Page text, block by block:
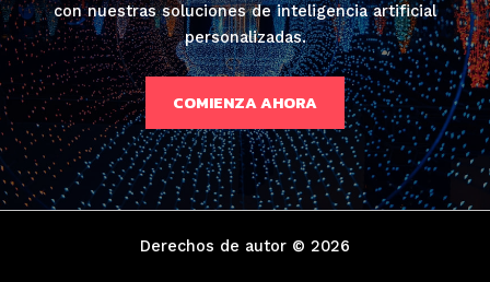
con nuestras soluciones de inteligencia artificial
personalizadas.
COMIENZA AHORA
Derechos de autor © 2026